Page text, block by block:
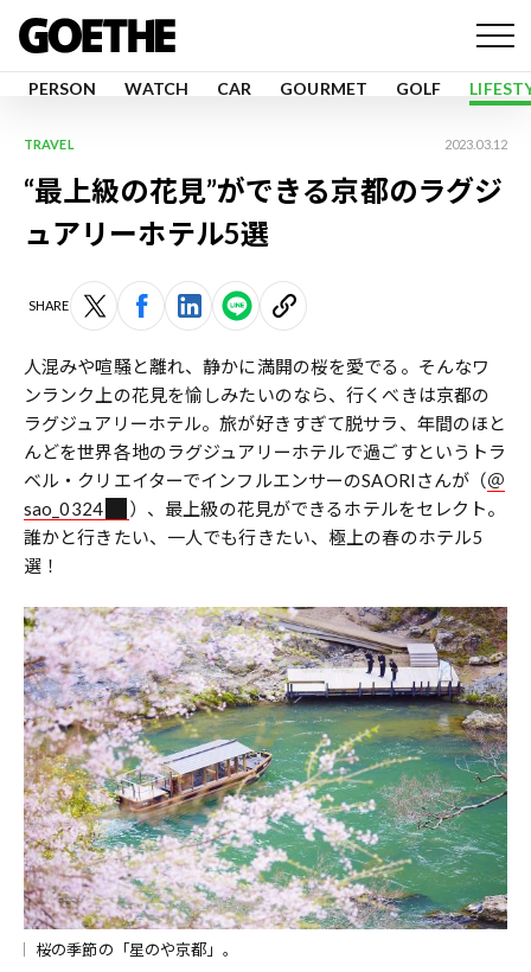
PERSON WATCH CAR GOURMET GOLF
TRAVEL 2023.03.12
“最上級の花見”ができる京都のラグジ
ュアリーホテル5選
SHARE
人混みや喧騒と離れ、静かに満開の桜を愛でる――。そんなワ
ンランク上の花見を愉しみたいのなら、行くべきは京都の
ラグジュアリーホテル。旅が好きすぎて脱サラ、年間のほと
んどを世界各地のラグジュアリーホテルで過ごすというトラ
ベル・クリエイターでインフルエンサーのSAORIさんが（＠
sao_0324
）、最上級の花見ができるホテルをセレクト。
誰かと行きたい、一人でも行きたい、極上の春のホテル5
選！
桜の季節の「星のや京都」。